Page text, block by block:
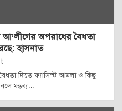
আ’লীগের অপরাধের বৈধতা
হাসনাত
দিতে ফ্যাসিস্ট আমলা ও কিছু
মন্তব্য…